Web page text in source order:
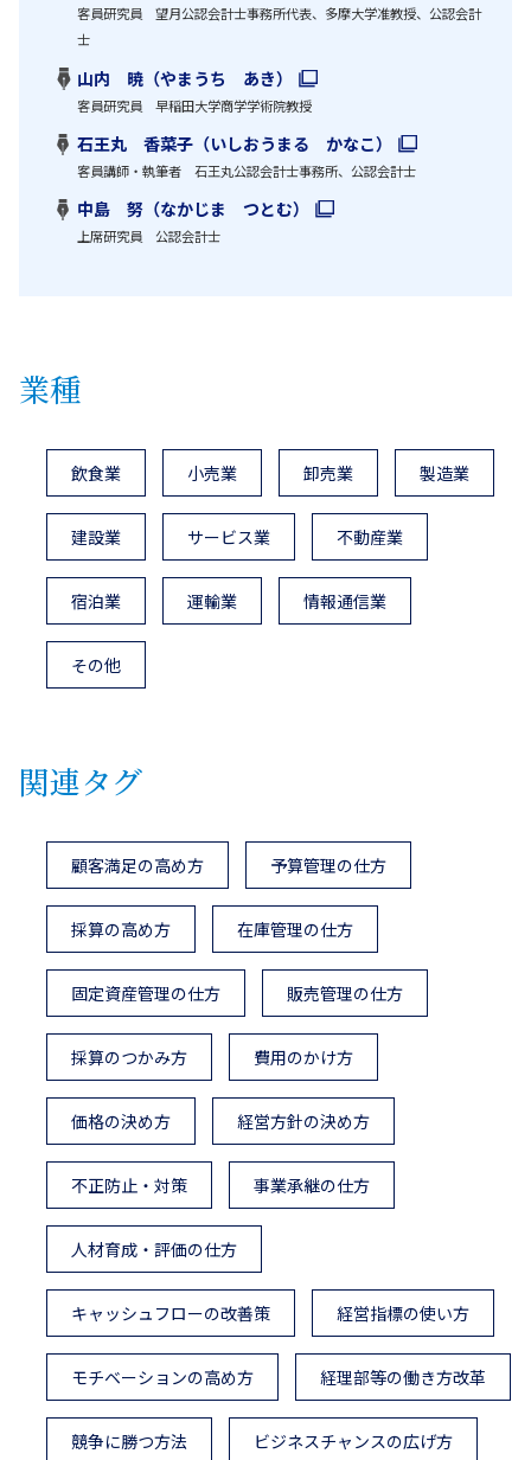
客員研究員 望月公認会計士事務所代表、多摩大学准教授、公認会計
士
山内 暁（やまうち あき）
客員研究員 早稲田大学商学学術院教授
石王丸 香菜子（いしおうまる かなこ）
客員講師・執筆者 石王丸公認会計士事務所、公認会計士
中島 努（なかじま つとむ）
上席研究員 公認会計士
業種
飲食業 小売業 卸売業 製造業
建設業 サービス業 不動産業
宿泊業 運輸業 情報通信業
その他
関連タグ
顧客満足の高め方 予算管理の仕方
採算の高め方 在庫管理の仕方
固定資産管理の仕方 販売管理の仕方
採算のつかみ方 費用のかけ方
価格の決め方 経営方針の決め方
不正防止・対策 事業承継の仕方
人材育成・評価の仕方
キャッシュフローの改善策 経営指標の使い方
モチベーションの高め方 経理部等の働き方改革
競争に勝つ方法 ビジネスチャンスの広げ方